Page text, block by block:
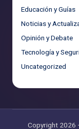
Educación y Guías
Noticias y
Opinión y Debate
Tecnología y
Uncategorized
Copyright 2026